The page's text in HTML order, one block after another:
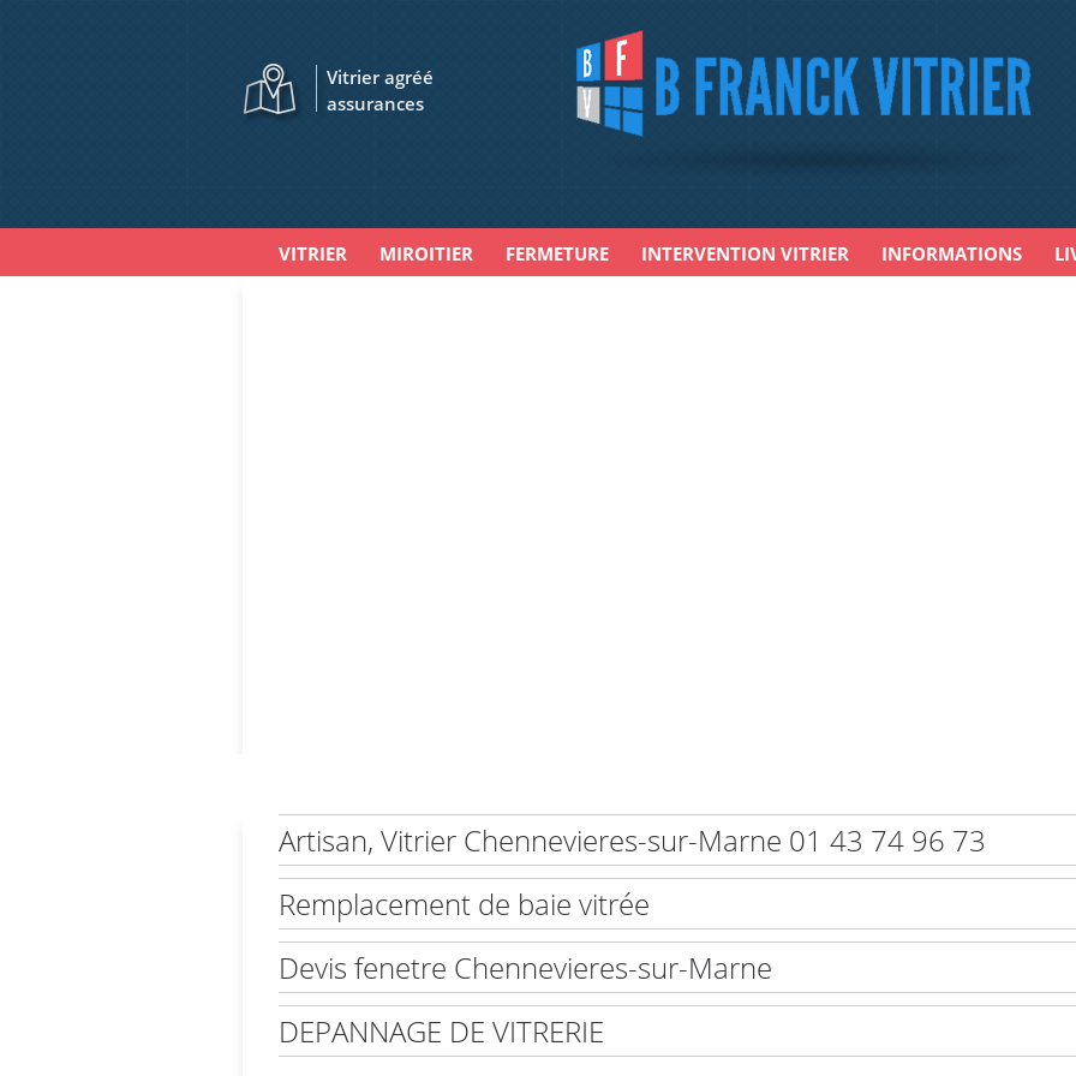
Vitrier agréé
assurances
VITRIER MIROITIER FERMETURE INTERVENTION VITRIER INFORMATIONS
Artisan, Vitrier Chennevieres-sur-Marne 01 43 74 96 73
Remplacement de baie vitrée
Devis fenetre Chennevieres-sur-Marne
DEPANNAGE DE VITRERIE